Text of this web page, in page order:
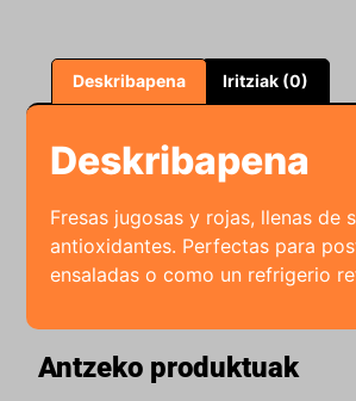
Deskribapena Iritziak (0)
Deskribapena
Fresas jugosas y rojas, llenas de
antioxidantes. Perfectas para
ensaladas o como un refrigerio
Antzeko produktuak